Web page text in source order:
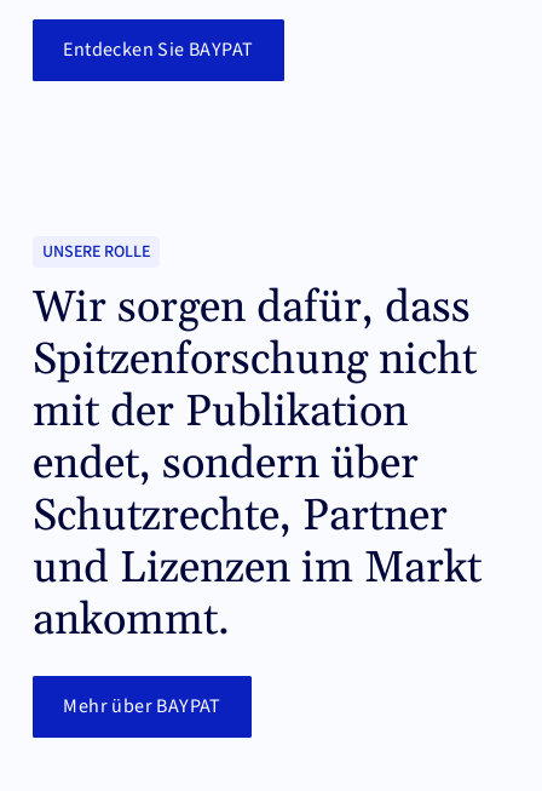
Entdecken Sie BAYPAT
UNSERE ROLLE
Wir sorgen dafür, dass
Spitzenforschung nicht
mit der Publikation
endet, sondern über
Schutzrechte, Partner
und Lizenzen im Markt
ankommt.
Mehr über BAYPAT